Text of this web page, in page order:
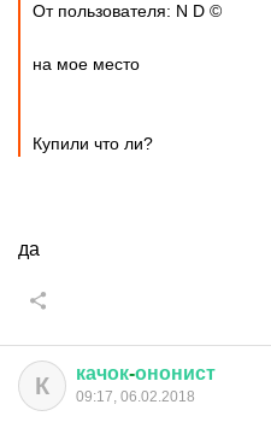
От пользователя: N D ©
на мое место
Купили что ли?
да
К качок-ононист
09:17, 06.02.2018